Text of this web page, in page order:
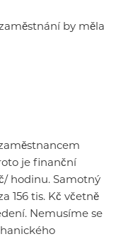
by měla
je finanční
hodinu. Samotný
156 tis. Kč včetně
Nemusíme se